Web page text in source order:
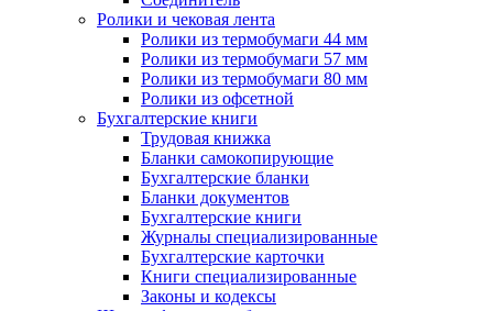
Ролики и чековая лента
Ролики из термобумаги 44 мм
Ролики из термобумаги 57 мм
Ролики из термобумаги 80 мм
Ролики из офсетной
Бухгалтерские книги
Трудовая книжка
Бланки самокопирующие
Бухгалтерские бланки
Бланки документов
Бухгалтерские книги
Журналы специализированные
Бухгалтерские карточки
Книги специализированные
Законы и кодексы